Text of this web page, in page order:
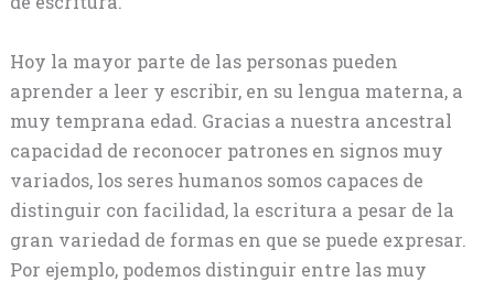
Hoy la mayor parte de las personas pueden
aprender a leer y escribir, en su lengua materna, a
muy temprana edad. Gracias a nuestra ancestral
capacidad de reconocer patrones en signos muy
variados, los seres humanos somos capaces de
distinguir con facilidad, la escritura a pesar de la
gran variedad de formas en que se puede expresar.
Por ejemplo, podemos distinguir entre las muy